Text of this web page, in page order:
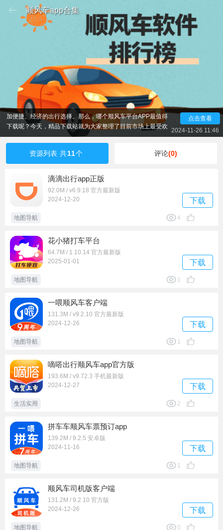
顺风车app合集
随着共享经济的不断发展，顺风车服务已经成为了不少人
出行时的优选方式。相比传统出租车和网约车，顺风车不仅能
够有效分摊出行成本，还能让你在路上结识志同道合的朋友。
如今，各大顺风车平台都推出了各自的APP，为用户提供了更
加便捷、经济的出行选择。那么，哪个顺风车平台APP最值得
下载呢？今天，精品下载站就为大家整理了目前市场上最受欢
迎的顺风车平台，帮助您做出明智的选择。如果可以帮助到大
家并且大家喜欢我们网站的话可以多多支持下哦！
点击查看
2024-11-26 11:46
资源列表 共11个 评论(0)
滴滴出行app正版
92.0M / v6.9.18 官方最新版
2024-12-20
下载
地图导航 4
花小猪打车平台
64.7M / 1.10.14 官方最新版
2025-01-01
下载
地图导航 1
一喂顺风车客户端
131.3M / v9.2.10 官方最新版
2024-12-26
下载
地图导航 1
嘀嗒出行顺风车app官方版
193.6M / v9.72.3 手机最新版
2024-12-27
下载
生活实用 2
拼车车顺风车票预订app
139.2M / 9.2.5 安卓版
2024-11-16
下载
地图导航 1
顺风车司机版客户端
131.2M / 9.2.10 官方版
2024-12-26
下载
地图导航 0